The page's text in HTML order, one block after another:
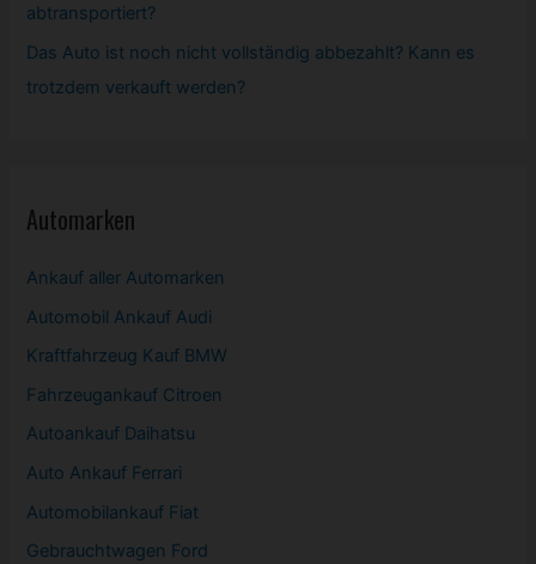
abtransportiert?
Das Auto ist noch nicht vollständig abbezahlt? Kann es
trotzdem verkauft werden?
Automarken
Ankauf aller Automarken
Automobil Ankauf Audi
Kraftfahrzeug Kauf BMW
Fahrzeugankauf Citroen
Autoankauf Daihatsu
Auto Ankauf Ferrari
Automobilankauf Fiat
Gebrauchtwagen Ford